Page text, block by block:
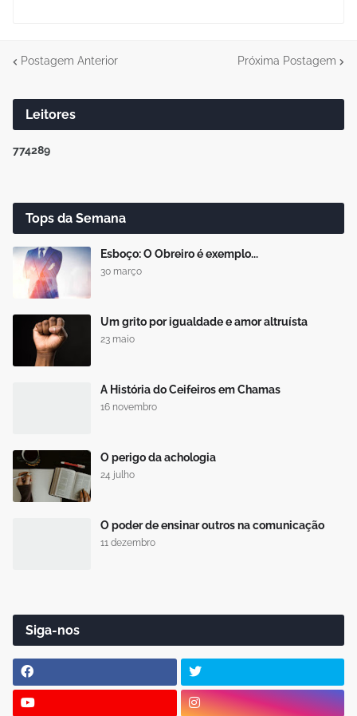
Postagem Anterior Próxima Postagem
Leitores
774289
Tops da Semana
Esboço: O Obreiro é exemplo...
30 março
Um grito por igualdade e amor altruísta
23 maio
A História do Ceifeiros em Chamas
16 novembro
O perigo da achologia
24 julho
O poder de ensinar outros na comunicação
11 dezembro
Siga-nos